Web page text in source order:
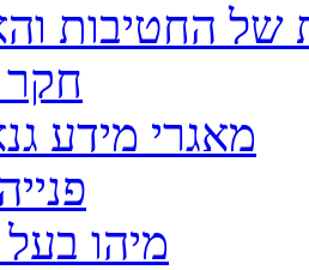
של החטיבות
מאגרי מידע
מיהו בעל